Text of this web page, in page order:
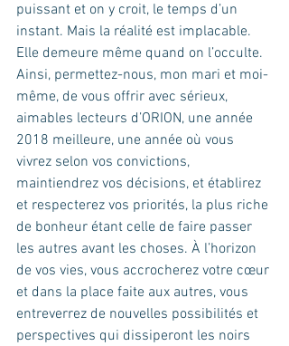
puissant et on y croit, le temps d’un
instant. Mais la réalité est implacable.
Elle demeure même quand on l’occulte.
Ainsi, permettez-nous, mon mari et moi-
même, de vous offrir avec sérieux,
aimables lecteurs d’ORION, une année
2018 meilleure, une année où vous
vivrez selon vos convictions,
maintiendrez vos décisions, et établirez
et respecterez vos priorités, la plus riche
de bonheur étant celle de faire passer
les autres avant les choses. À l’horizon
de vos vies, vous accrocherez votre cœur
et dans la place faite aux autres, vous
entreverrez de nouvelles possibilités et
perspectives qui dissiperont les noirs